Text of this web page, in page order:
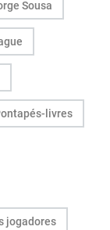
Sousa
livres
jogadores